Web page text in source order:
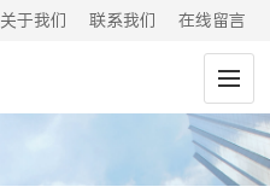
关于我们 联系我们 在线留言